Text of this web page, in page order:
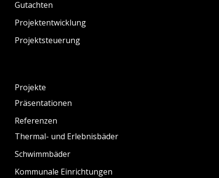
Gutachten
Projektentwicklung
Projektsteuerung
Projekte
Präsentationen
Referenzen
Thermal- und Erlebnisbäder
Schwimmbäder
Kommunale Einrichtungen